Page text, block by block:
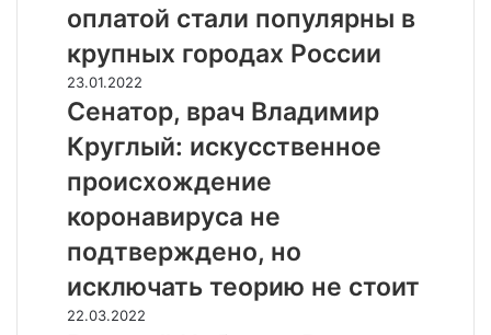
е
й
о
я
т
д
н
в
н
х
:
м
н
о
г
и
п
р
б
л
е
и
з
б
р
а
л
м
р
у
р
е
с
е
а
н
и
и
с
е
ж
е
д
н
в
н
оплатой стали популярны в
крупных городах России
С
е
а
т
р
,
в
р
а
23.01.2022
Сенатор, врач Владимир
Круглый: искусственное
происхождение
коронавируса не
подтверждено, но
исключать теорию не стоит
В
22.03.2022